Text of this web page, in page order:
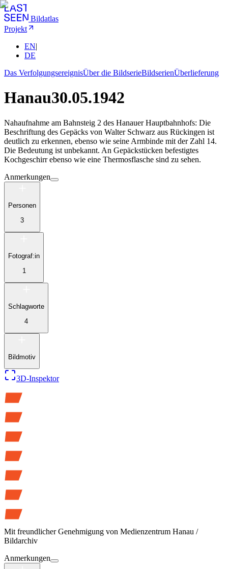
Bildatlas
Projekt
EN|
DE
Das VerfolgungsereignisÜber die BildserieBildserienÜberlieferung
Hanau30.05.1942
Nahaufnahme am Bahnsteig 2 des Hanauer Hauptbahnhofs: Die
Beschriftung des Gepäcks von Walter Schwarz aus Rückingen ist
deutlich zu erkennen, ebenso wie seine Armbinde mit der Zahl 14.
Die Bedeutung ist unbekannt. An Gepäckstücken befestigtes
Kochgeschirr ebenso wie eine Thermosflasche sind zu sehen.
Anmerkungen
Personen
3
Fotograf:in
1
Schlagworte
4
Bildmotiv
3D-Inspektor
Mit freundlicher Genehmigung von Medienzentrum Hanau /
Bildarchiv
Anmerkungen